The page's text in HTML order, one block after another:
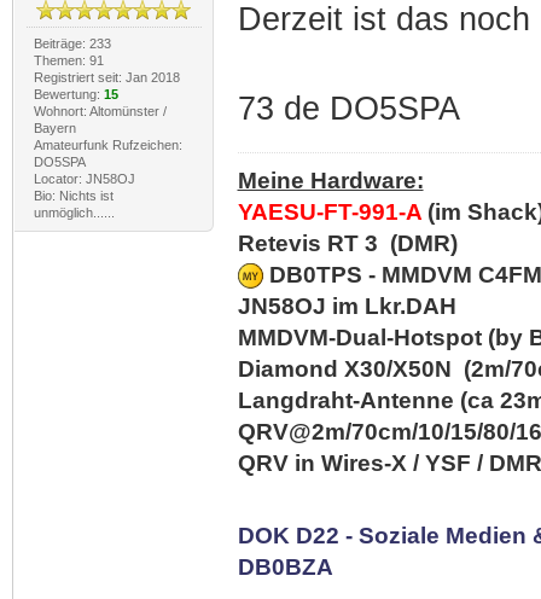
Beiträge: 233
Themen: 91
Registriert seit: Jan 2018
Bewertung: 15
Wohnort: Altomünster /
Bayern
Amateurfunk Rufzeichen:
DO5SPA
Locator: JN58OJ
Bio: Nichts ist
unmöglich......
Derzeit ist das
73 de DO5SPA
Meine Hardware:
YAESU-FT-991-A(im
Retevis RT 3 (DMR)
DB0TPS - MMDVM
JN58OJ im Lkr.DAH
MMDVM-Dual-Hotspot (by
Diamond X30/X50N (2m/
Langdraht-Antenne (ca
QRV@2m/70cm/10/15/80/
QRV in Wires-X / YSF /
DOK D22 - Soziale
DB0BZA